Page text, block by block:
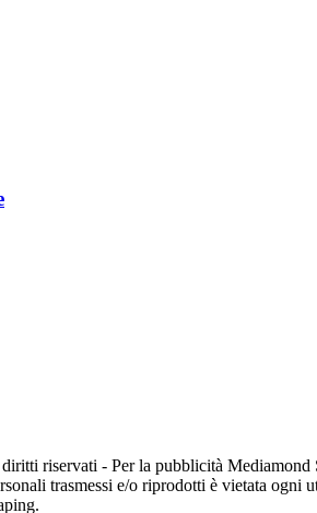
riservati - Per la pubblicità
trasmessi e/o riprodotti è vietata ogni